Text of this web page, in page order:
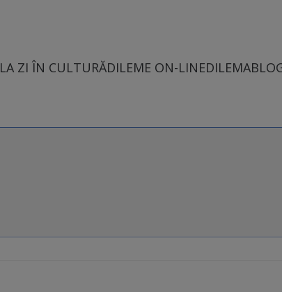
LA ZI ÎN CULTURĂDILEME ON-LINE